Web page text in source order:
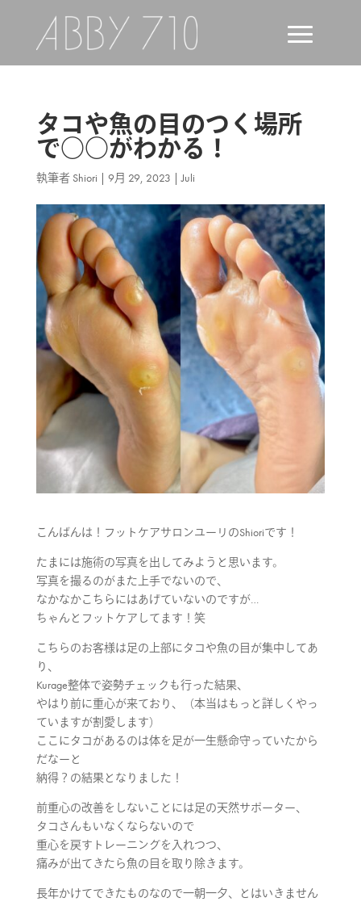
タコや魚の目のつく場所
で○○がわかる！
執筆者 Shiori | 9月 29, 2023 |Juli
こんばんは！フットケアサロンユーリのShioriです！
たまには施術の写真を出してみようと思います。
写真を撮るのがまた上手でないので、
なかなかこちらにはあげていないのですが…
ちゃんとフットケアしてます！笑
こちらのお客様は足の上部にタコや魚の目が集中してあ
り、
Kurage整体で姿勢チェックも行った結果、
やはり前に重心が来ており、（本当はもっと詳しくやっ
ていますが割愛します）
ここにタコがあるのは体を足が一生懸命守っていたから
だなーと
納得？の結果となりました！
前重心の改善をしないことには足の天然サポーター、
タコさんもいなくならないので
重心を戻すトレーニングを入れつつ、
痛みが出てきたら魚の目を取り除きます。
長年かけてできたものなので一朝一夕、とはいきません